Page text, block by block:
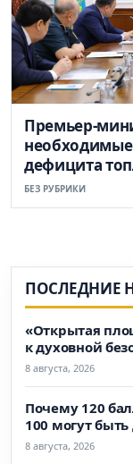
Премьер-
дефицита
БЕЗ РУБРИКИ
ПОСЛЕДНИЕ
«Открытая
к духовной
8 августа, 2026
Почему 120
100 могут
8 августа, 2026